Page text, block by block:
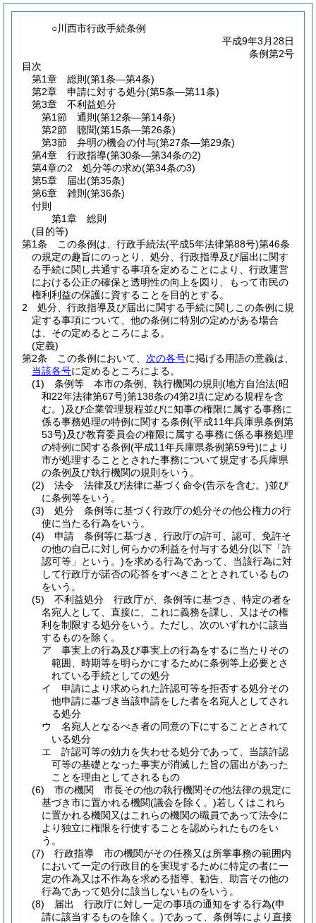
○川西市行政手続条例
平成9年3月28日
条例第2号
目次
第1章
総則 (第1条―第4条)
第2章
申請に対する処分(第5条―第11条)
第3章
不利益処分
第1節
通則 (第12条―第14条)
第2節
聴聞(第15条―第26条)
第3節
弁明の機会の付与(第27条―第29条)
第4章
行政指導(第30条―第34条の2)
第4章の2
処分等の求め(第34条の3)
第5章
届出(第35条)
第6章
雑則 (第36条)
付則
第1章
総則
(目的等)
第1条
この条例は、行政手続法(平成5年法律第88号)第46条
の規定の趣旨にのっとり、処分、行政指導及び届出に関す
る手続に関し共通する事項を定めることにより、行政運営
における公正の確保と透明性の向上を図り、もって市民の
権利利益の保護に資することを目的とする。
2
処分、行政指導及び届出に関する手続に関しこの条例に規
定する事項について、他の条例に特別の定めがある場合
は、その定めるところによる。
(定義)
第2条
この条例において、 次の各号に掲げる用語の意義は、
当該各号に定めるところによる。
(1)
条例等 本市の条例、執行機関の規則 (地方自治法(昭
和22年法律第67号)第138条の4第2項に定める規程を含
む。)及び企業管理規程並びに知事の権限に属する事務に
係る事務処理の特例に関する条例(平成11年兵庫県条例第
53号)及び教育委員会の権限に属する事務に係る事務処理
の特例に関する条例(平成11年兵庫県条例第59号)により
市が処理することとされた事務について規定する兵庫県
の条例及び執行機関の規則をいう。
(2)
法令 法律及び法律に基づく命令(告示を含む。)並び
に条例等をいう。
(3)
処分 条例等に基づく行政庁の処分その他公権力の行
使に当たる行為をいう。
(4)
申請 条例等に基づき、行政庁の許可、認可、免許そ
の他の自己に対し何らかの利益を付与する処分(以下「許
認可等」という。)を求める行為であって、当該行為に対
して行政庁が諾否の応答をすべきこととされているもの
をいう。
(5)
不利益処分 行政庁が、条例等に基づき、特定の者を
名宛人として、直接に、これに義務を課し、又はその権
利を制限する処分をいう。 ただし、次のいずれかに該当
するものを除く。
ア
事実上の行為及び事実上の行為をするに当たりその
範囲、時期等を明らかにするために条例等上必要とさ
れている手続としての処分
イ
申請により求められた許認可等を拒否する処分その
他申請に基づき当該申請をした者を名宛人としてされ
る処分
ウ
名宛人となるべき者の同意の下にすることとされて
いる処分
エ
許認可等の効力を失わせる処分であって、当該許認
可等の基礎となった事実が消滅した旨の届出があった
ことを理由としてされるもの
(6)
市の機関 市長その他の執行機関その他法律の規定に
基づき市に置かれる機関(議会を除く。)若しくはこれら
に置かれる機関又はこれらの機関の職員であって法令に
より独立に権限を行使することを認められたものをい
う。
(7)
行政指導 市の機関がその任務又は所掌事務の範囲内
において一定の行政目的を実現するために特定の者に一
定の作為又は不作為を求める指導、勧告、助言その他の
行為であって処分に該当しないものをいう。
(8)
届出 行政庁に対し一定の事項の通知をする行為(申
請に該当するものを除く。)であって、条例等により直接